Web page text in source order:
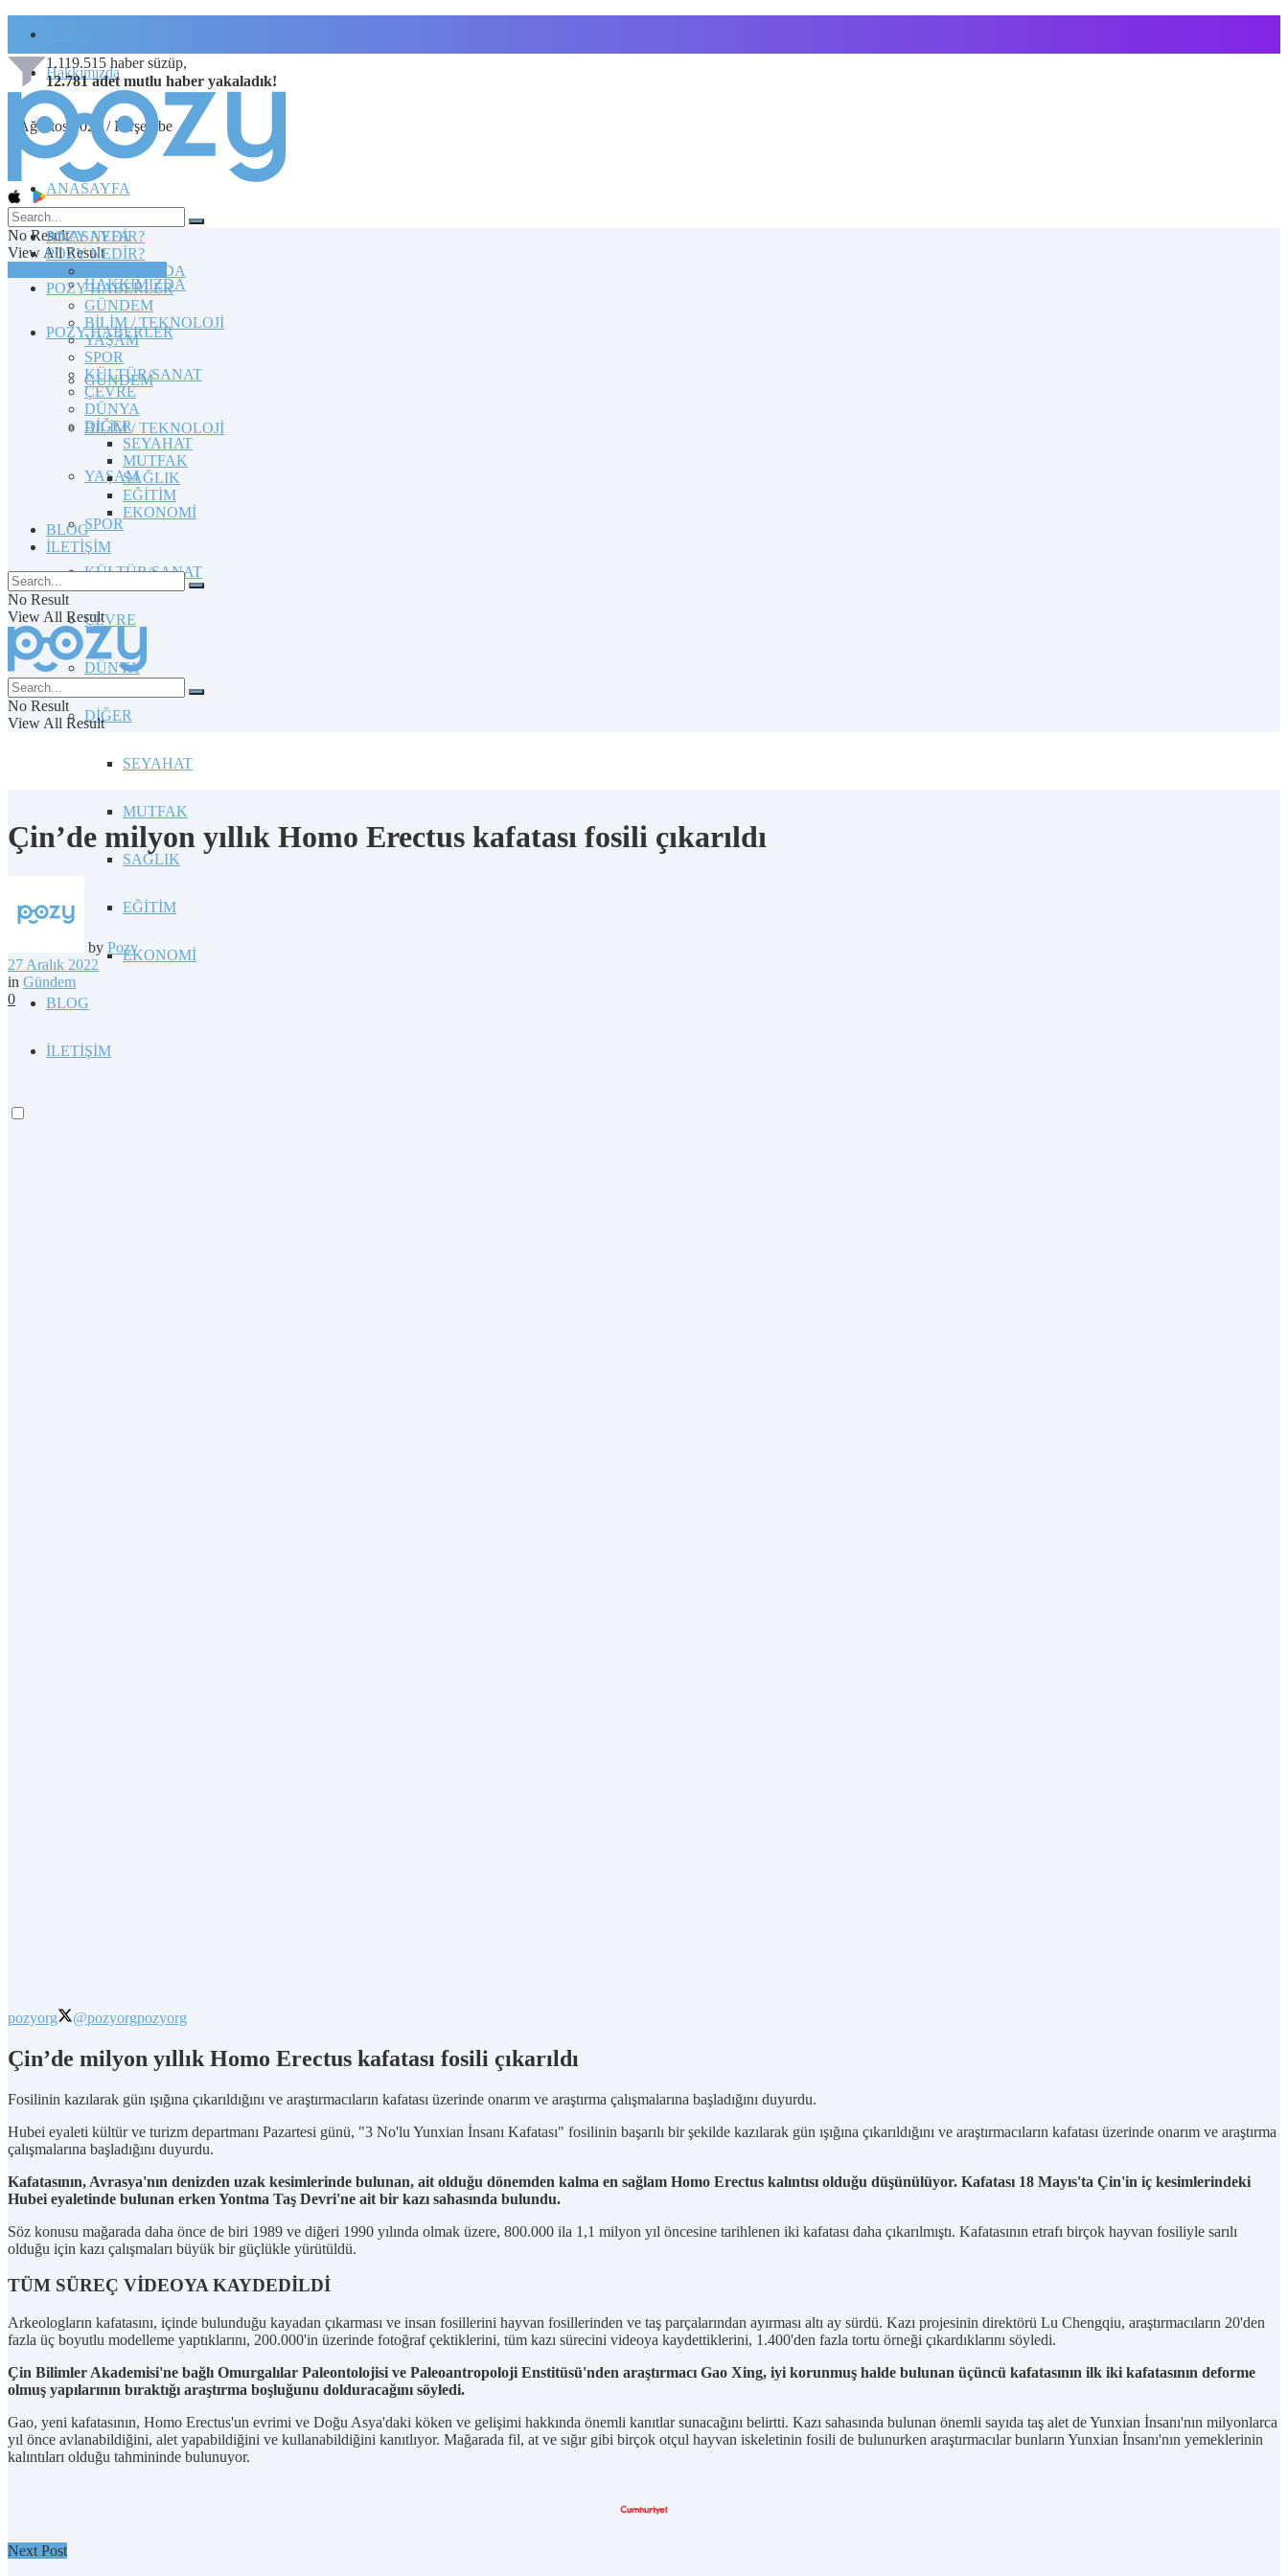
Hakkımızda
6 Ağustos 2026 / Perşembe
1.119.515 haber süzüp,
12.781 adet mutlu haber yakaladık!
No Result
View All Result
TOPLULUĞA KATILIN
ANASAYFA
POZY NEDİR?
HAKKIMIZDA
POZY HABERLER
GÜNDEM
BİLİM / TEKNOLOJİ
YAŞAM
SPOR
KÜLTÜR/SANAT
ÇEVRE
DÜNYA
DİĞER
SEYAHAT
MUTFAK
SAĞLIK
EĞİTİM
EKONOMİ
BLOG
İLETİŞİM
ANASAYFA
POZY NEDİR?
HAKKIMIZDA
POZY HABERLER
GÜNDEM
BİLİM / TEKNOLOJİ
YAŞAM
SPOR
KÜLTÜR/SANAT
ÇEVRE
DÜNYA
DİĞER
SEYAHAT
MUTFAK
SAĞLIK
EĞİTİM
EKONOMİ
BLOG
İLETİŞİM
No Result
View All Result
No Result
View All Result
Çin’de milyon yıllık Homo Erectus kafatası fosili çıkarıldı
by Pozy
27 Aralık 2022
in Gündem
0
pozyorg @pozyorgpozyorg
Çin’de milyon yıllık Homo Erectus kafatası fosili çıkarıldı
Fosilinin kazılarak gün ışığına çıkarıldığını ve araştırmacıların kafatası üzerinde onarım ve araştırma çalışmalarına başladığını duyurdu.
Hubei eyaleti kültür ve turizm departmanı Pazartesi günü, "3 No'lu Yunxian İnsanı Kafatası" fosilinin başarılı bir şekilde kazılarak gün ışığına çıkarıldığını ve araştırmacıların kafatası üzerinde onarım ve araştırma
çalışmalarına başladığını duyurdu.
Kafatasının, Avrasya'nın denizden uzak kesimlerinde bulunan, ait olduğu dönemden kalma en sağlam Homo Erectus kalıntısı olduğu düşünülüyor. Kafatası 18 Mayıs'ta Çin'in iç kesimlerindeki
Hubei eyaletinde bulunan erken Yontma Taş Devri'ne ait bir kazı sahasında bulundu.
Söz konusu mağarada daha önce de biri 1989 ve diğeri 1990 yılında olmak üzere, 800.000 ila 1,1 milyon yıl öncesine tarihlenen iki kafatası daha çıkarılmıştı. Kafatasının etrafı birçok hayvan fosiliyle sarılı
olduğu için kazı çalışmaları büyük bir güçlükle yürütüldü.
TÜM SÜREÇ VİDEOYA KAYDEDİLDİ
Arkeologların kafatasını, içinde bulunduğu kayadan çıkarması ve insan fosillerini hayvan fosillerinden ve taş parçalarından ayırması altı ay sürdü. Kazı projesinin direktörü Lu Chengqiu, araştırmacıların 20'den
fazla üç boyutlu modelleme yaptıklarını, 200.000'in üzerinde fotoğraf çektiklerini, tüm kazı sürecini videoya kaydettiklerini, 1.400'den fazla tortu örneği çıkardıklarını söyledi.
Çin Bilimler Akademisi'ne bağlı Omurgalılar Paleontolojisi ve Paleoantropoloji Enstitüsü'nden araştırmacı Gao Xing, iyi korunmuş halde bulunan üçüncü kafatasının ilk iki kafatasının deforme
olmuş yapılarının bıraktığı araştırma boşluğunu dolduracağını söyledi.
Gao, yeni kafatasının, Homo Erectus'un evrimi ve Doğu Asya'daki köken ve gelişimi hakkında önemli kanıtlar sunacağını belirtti. Kazı sahasında bulunan önemli sayıda taş alet de Yunxian İnsanı'nın milyonlarca
yıl önce avlanabildiğini, alet yapabildiğini ve kullanabildiğini kanıtlıyor. Mağarada fil, at ve sığır gibi birçok otçul hayvan iskeletinin fosili de bulunurken araştırmacılar bunların Yunxian İnsanı'nın yemeklerinin
kalıntıları olduğu tahmininde bulunuyor.
Next Post